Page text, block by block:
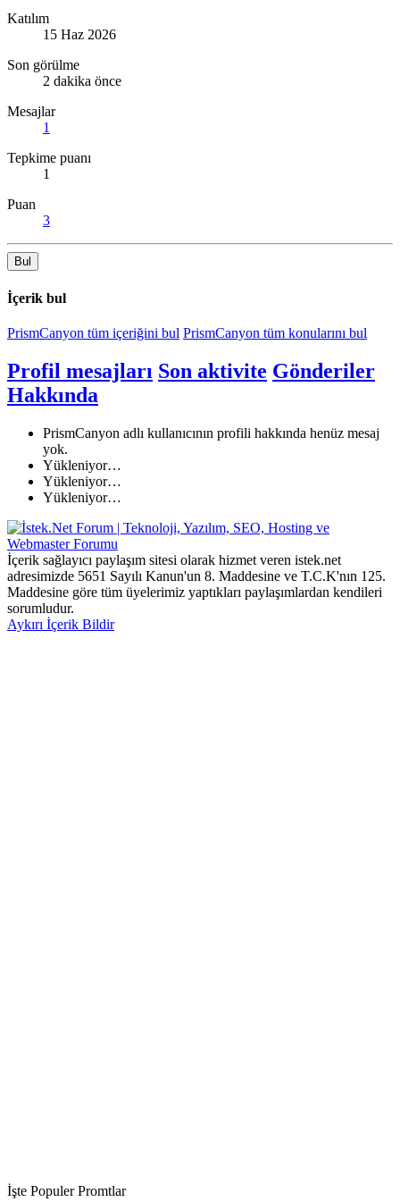
Katılım
15 Haz 2026
Son görülme
2 dakika önce
Mesajlar
1
Tepkime puanı
1
Puan
3
Bul
İçerik bul
PrismCanyon tüm içeriğini bul PrismCanyon tüm konularını bul
Profil mesajları Son aktivite Gönderiler
Hakkında
PrismCanyon adlı kullanıcının profili hakkında henüz mesaj
yok.
Yükleniyor…
Yükleniyor…
Yükleniyor…
İçerik sağlayıcı paylaşım sitesi olarak hizmet veren istek.net
adresimizde 5651 Sayılı Kanun'un 8. Maddesine ve T.C.K'nın 125.
Maddesine göre tüm üyelerimiz yaptıkları paylaşımlardan kendileri
sorumludur.
Aykırı İçerik Bildir
İşte Populer Promtlar